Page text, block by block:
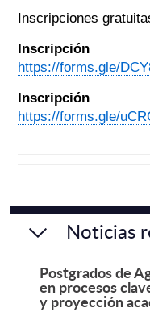
Inscripciones
Inscripción
https://forms.gle/
Inscripción
https://forms.gle/
Noticias
Postgrados de
en procesos
y proyección